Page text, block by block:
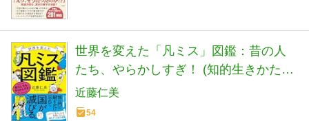
世界を変えた「凡ミス」図鑑：昔の人
たち、やらかしすぎ！ (知的生きかた文
庫)
近藤仁美
54